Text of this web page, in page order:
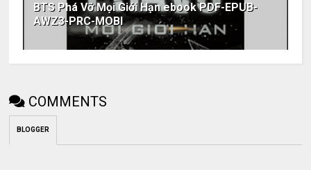
BTS Phá Vỡ Mọi Giới Hạn ebook PDF-EPUB-
AWZ3-PRC-MOBI
COMMENTS
BLOGGER